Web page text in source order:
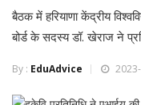
बैठक में हरियाणा केंद्रीय
बोर्ड के सदस्य डॉ. खेराज ने
By : EduAdvice